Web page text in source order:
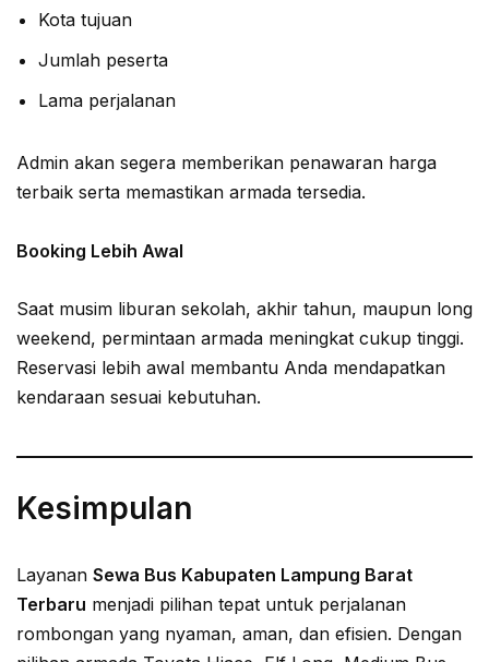
Kota tujuan
Jumlah peserta
Lama perjalanan
Admin akan segera memberikan penawaran harga
terbaik serta memastikan armada tersedia.
Booking Lebih Awal
Saat musim liburan sekolah, akhir tahun, maupun long
weekend, permintaan armada meningkat cukup tinggi.
Reservasi lebih awal membantu Anda mendapatkan
kendaraan sesuai kebutuhan.
Kesimpulan
Layanan Sewa Bus Kabupaten Lampung Barat
Terbaru menjadi pilihan tepat untuk perjalanan
rombongan yang nyaman, aman, dan efisien. Dengan